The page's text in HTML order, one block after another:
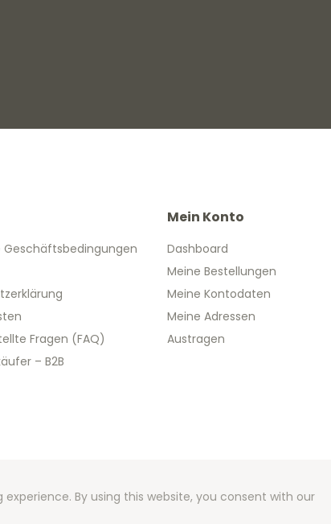
Geschäftsbedingungen
Fragen (FAQ)
– B2B
Mein Konto
Dashboard
Meine Bestellungen
Meine Kontodaten
Meine Adressen
Austragen
2mprove- Content by 2eurogedenkmunzen.de
By using this website, you consent with our